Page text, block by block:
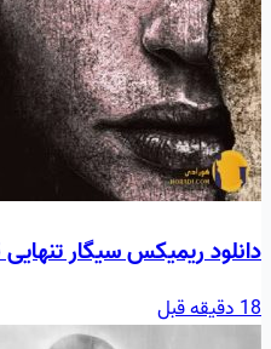
دانلود ریمیکس سیگار تنهایی 5 ای کافی + متن ریمیکس
18 دقیقه قبل